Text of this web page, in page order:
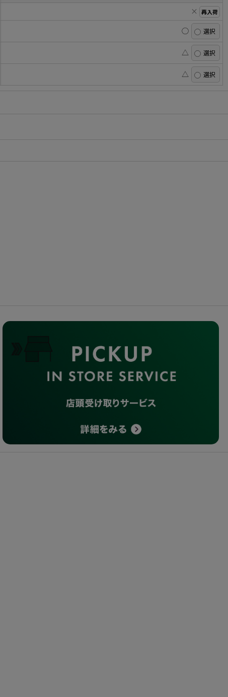
× 再入荷
◯
△
△